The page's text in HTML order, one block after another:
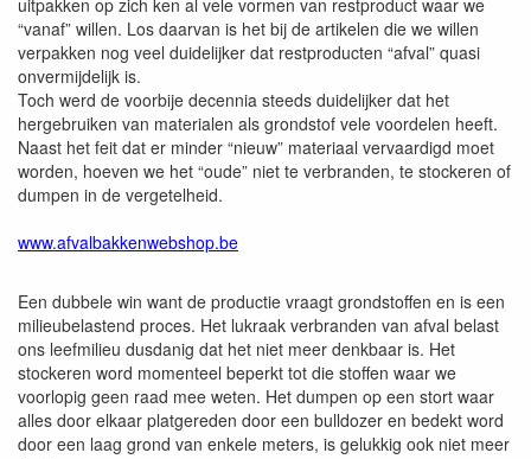
uitpakken op zich ken al vele vormen van restproduct waar we
“vanaf” willen. Los daarvan is het bij de artikelen die we willen
verpakken nog veel duidelijker dat restproducten “afval” quasi
onvermijdelijk is.
Toch werd de voorbije decennia steeds duidelijker dat het
hergebruiken van materialen als grondstof vele voordelen heeft.
Naast het feit dat er minder “nieuw” materiaal vervaardigd moet
worden, hoeven we het “oude” niet te verbranden, te stockeren of
dumpen in de vergetelheid.
www.afvalbakkenwebshop.be
Een dubbele win want de productie vraagt grondstoffen en is een
milieubelastend proces. Het lukraak verbranden van afval belast
ons leefmilieu dusdanig dat het niet meer denkbaar is. Het
stockeren word momenteel beperkt tot die stoffen waar we
voorlopig geen raad mee weten. Het dumpen op een stort waar
alles door elkaar platgereden door een bulldozer en bedekt word
door een laag grond van enkele meters, is gelukkig ook niet meer